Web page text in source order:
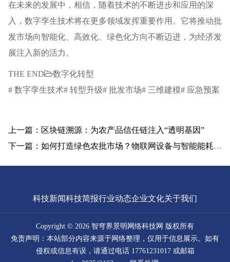
在未来的发展中，相信，随着技术的不断进步和应用的深
入，数字孪生技术将在更多领域发挥重要作用。它将推动批
发市场向智能化、高效化、绿色化方向不断迈进，为经济发
展注入新的活力。
THE END
数字化转型
# 数字孪生技术# 转型升级# 批发市场# 三维建模# 应急预案
上一篇：区块链溯源：为农产品信任链注入“透明基因”
下一篇：如何打造绿色农批市场？物联网设备与智能能耗管理系统设计攻略
科技新闻科技简报行业动态企业文化关于我们
Copyright © 2026 智穹界景明网络科技网 版权所有
免责声明：本站部分内容来源于网络整理，仅用于信息展示。如有
侵权或信息有误，请通过电话 17761231017 或邮箱